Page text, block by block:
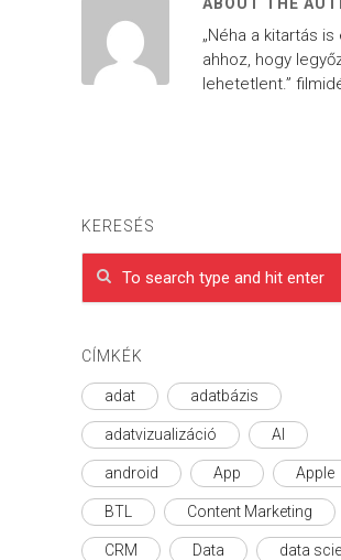
„Néha a kitartás is
ahhoz, hogy
lehetetlent.”
KERESÉS
CÍMKÉK
adat adatbázis
adatvizualizáció AI
android App Apple
BTL Content Marketing
CRM Data data